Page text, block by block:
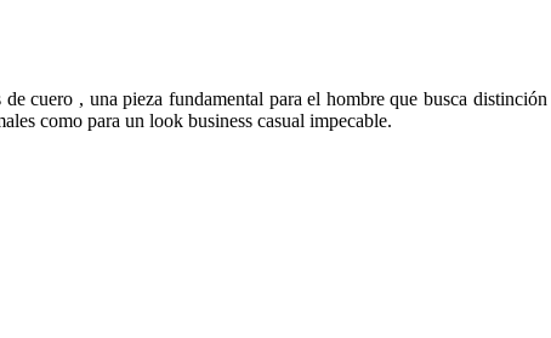
cuero , una pieza fundamental para el hombre que busca
como para un look business casual impecable.